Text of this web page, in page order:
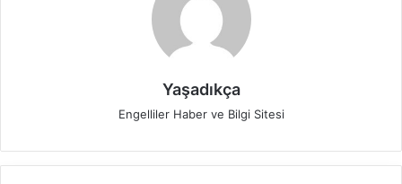
Yaşadıkça
Engelliler Haber ve Bilgi Sitesi